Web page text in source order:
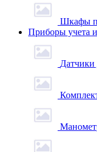
Шкафы
Приборы учета
Датчики